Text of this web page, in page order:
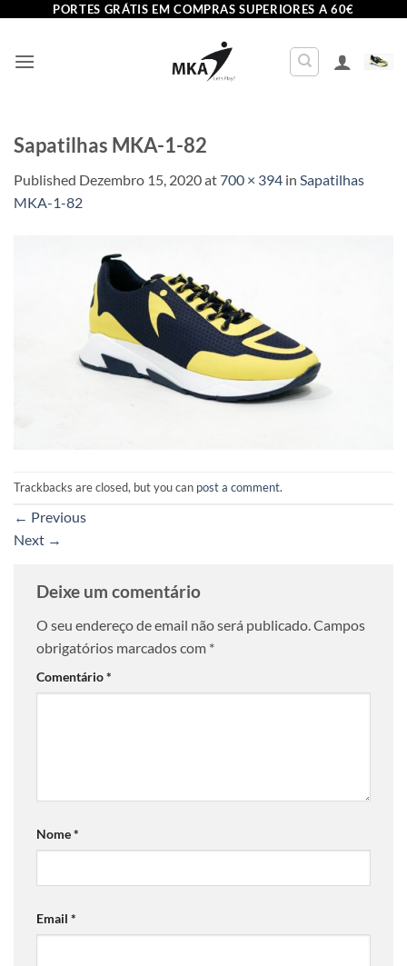
content
PORTES GRÁTIS EM COMPRAS SUPERIORES A 60€
Sapatilhas MKA-1-82
Published Dezembro 15, 2020at700 × 394 in Sapatilhas
MKA-1-82
Trackbacks are closed, but you can post a comment.
← Previous
Next →
Deixe um comentário
O seu endereço de email não será publicado.Campos
obrigatórios marcados com *
Comentário*
Nome*
Email *